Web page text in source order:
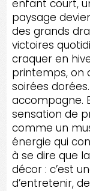
enfant court,
paysage
des grands
victoires
craquer en
printemps, on
soirées
accompagne.
sensation de
comme un
énergie qui
à se dire que
décor : c’est
d’entretenir,